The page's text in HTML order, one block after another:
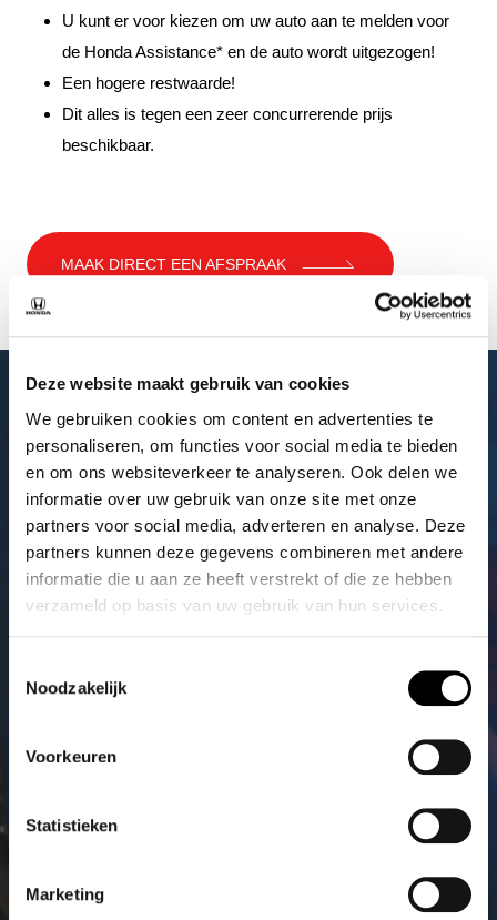
Deze website maakt gebruik van cookies
We gebruiken cookies om content en advertenties te
personaliseren, om functies voor social media te bieden
en om ons websiteverkeer te analyseren. Ook delen we
informatie over uw gebruik van onze site met onze
partners voor social media, adverteren en analyse. Deze
partners kunnen deze gegevens combineren met andere
informatie die u aan ze heeft verstrekt of die ze hebben
verzameld op basis van uw gebruik van hun services.
Noodzakelijk
Voorkeuren
Statistieken
Marketing
U kunt er voor kiezen om uw auto aan te melden voor
de Honda Assistance* en de auto wordt uitgezogen!
Een hogere restwaarde!
Dit alles is tegen een zeer concurrerende prijs
beschikbaar.
MAAK DIRECT EEN AFSPRAAK